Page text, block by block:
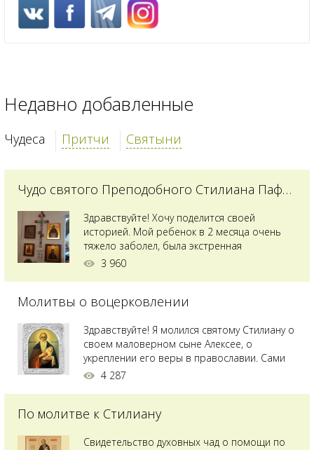
Недавно добавленные
Чудеса Притчи Святыни
Чудо святого Преподобного Стилиана Пафлагонского
Здравствуйте! Хочу поделится своей
историей. Мой ребенок в 2 месяца очень
тяжело заболел, была экстренная
сложнейшая операция, состояние после
святого Владимира я увидела незнакомую
позже прочитав про него, узнала про
Преподобного...
3 960
Молитвы о воцерковлении
Здравствуйте! Я молился святому Стилиану о
своем маловерном сыне Алексее, о
укреплении его веры в православии. Сами
мы с супругой воцерковлены. Через год
вершину. Приложились к множеству святынь
4 287
По молитве к Стилиану
Свидетельство духовных чад о помощи по